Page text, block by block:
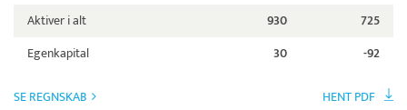
Aktiver i alt
930
725
Egenkapital
30 -92
SE REGNSKAB HENT PDF